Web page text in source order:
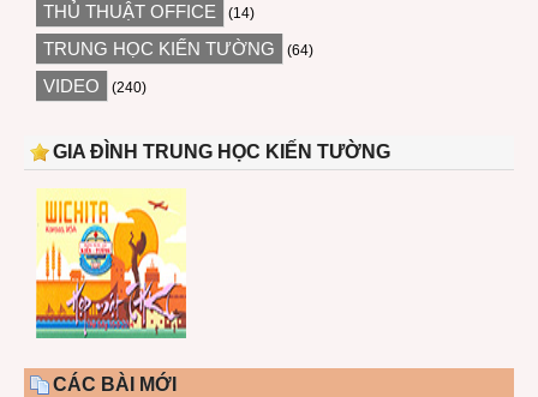
THỦ THUẬT OFFICE (14)
TRUNG HỌC KIẾN TƯỜNG (64)
VIDEO (240)
GIA ĐÌNH TRUNG HỌC KIẾN TƯỜNG
CÁC BÀI MỚI